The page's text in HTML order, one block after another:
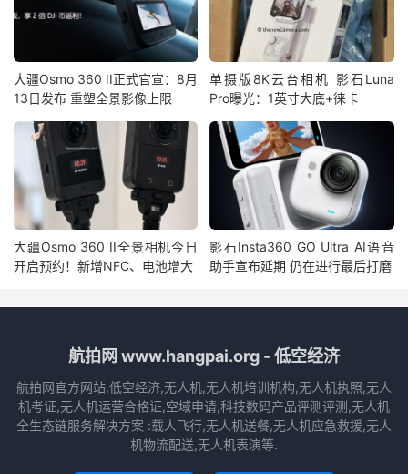
大疆Osmo 360 II正式官宣：8月
13日发布 重塑全景影像上限
单摄版8K云台相机 影石Luna
Pro曝光：1英寸大底+徕卡
大疆Osmo 360 II全景相机今日
开启预约！新增NFC、电池增大
影石Insta360 GO Ultra AI语音
助手宣布延期 仍在进行最后打磨
航拍网 www.hangpai.org - 低空经济
航拍网官方网站,低空经济,无人机,无人机培训机构,无人机执照,无人
机考证,无人机运营合格证,空域申请,科技数码产品评测评测,无人机
全生态链服务解决方案 :载人飞行,无人机送餐,无人机应急救援,无人
机物流配送,无人机表演等.